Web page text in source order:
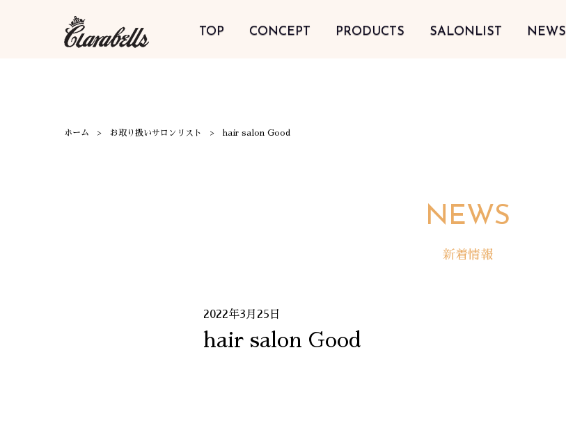
TOP CONCEPT PRODUCTS SALONLIST NEWS
ホーム お取り扱いサロンリスト hair salon Good
NEWS
新着情報
2022年3月25日
hair salon Good